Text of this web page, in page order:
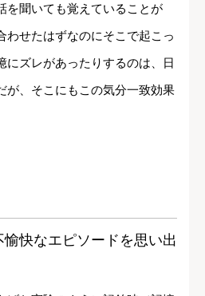
を聞いても覚えていることが
わせたはずなのにそこで起こっ
にズレがあったりするのは、日
が、そこにもこの気分一致効果
快なエピソードを思い出